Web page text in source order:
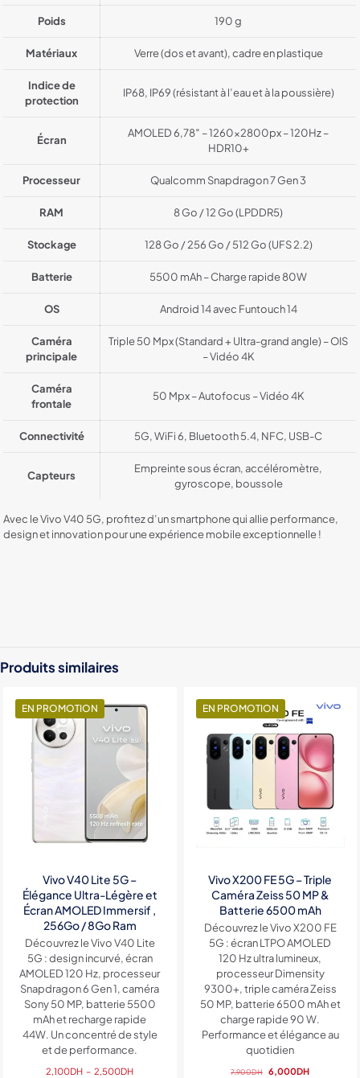
Poids 190 g
Matériaux Verre (dos et avant), cadre en plastique
Indice de
protection
IP68, IP69 (résistant à l’eau et à la poussière)
Écran
AMOLED 6,78″ – 1260x2800px – 120Hz –
HDR10+
Processeur Qualcomm Snapdragon 7 Gen 3
RAM 8 Go / 12 Go (LPDDR5)
Stockage 128 Go / 256 Go / 512 Go (UFS 2.2)
Batterie 5500 mAh – Charge rapide 80W
OS Android 14 avec Funtouch 14
Caméra
principale
Triple 50 Mpx (Standard + Ultra-grand angle) – OIS
– Vidéo 4K
Caméra
frontale
50 Mpx – Autofocus – Vidéo 4K
Connectivité 5G, WiFi 6, Bluetooth 5.4, NFC, USB-C
Capteurs
Empreinte sous écran, accéléromètre,
gyroscope, boussole
Avec le Vivo V40 5G, profitez d’un smartphone qui allie performance,
design et innovation pour une expérience mobile exceptionnelle !
Produits similaires
EN PROMOTION
Vivo V40 Lite 5G –
Élégance Ultra-Légère et
Écran AMOLED Immersif ,
256Go / 8Go Ram
Découvrez le Vivo V40 Lite
5G : design incurvé, écran
AMOLED 120 Hz, processeur
Snapdragon 6 Gen 1, caméra
Sony 50 MP, batterie 5500
mAh et recharge rapide
44W. Un concentré de style
et de performance.
2,100DH – 2,500DHPlage
EN PROMOTION
Vivo X200 FE 5G – Triple
Caméra Zeiss 50 MP &
Batterie 6500 mAh
Découvrez le Vivo X200 FE
5G : écran LTPO AMOLED
120 Hz ultra lumineux,
processeur Dimensity
9300+, triple caméra Zeiss
50 MP, batterie 6500 mAh et
charge rapide 90 W.
Performance et élégance au
quotidien
7,900DH
Le
6,000DHLe